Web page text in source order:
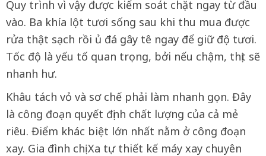
Quy trình vì vậy được kiểm soát chặt ngay từ đầu
vào. Ba khía lột tươi sống sau khi thu mua được
rửa thật sạch rồi ủ đá gây tê ngay để giữ độ tươi.
Tốc độ là yếu tố quan trọng, bởi nếu chậm, thịt sẽ
nhanh hư.
Khâu tách vỏ và sơ chế phải làm nhanh gọn. Đây
là công đoạn quyết định chất lượng của cả mẻ
riêu. Điểm khác biệt lớn nhất nằm ở công đoạn
xay. Gia đình chị Xa tự thiết kế máy xay chuyên